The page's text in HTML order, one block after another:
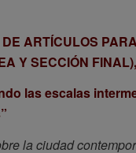
ARTÍCULOS
Y SECCIÓN
las escalas
la ciudad